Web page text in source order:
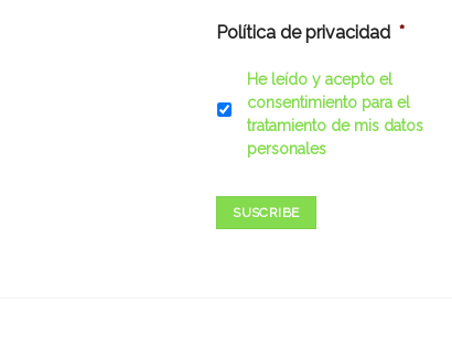
Política de privacidad *
He leído y acepto el
consentimiento para el
tratamiento de mis datos
personales
SUSCRIBE